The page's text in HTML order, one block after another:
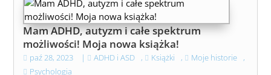
Mam ADHD, autyzm i całe spektrum
możliwości! Moja nowa książka!
paź 28, 2023 | ADHD i ASD , Książki , Moje historie
,
Psychologia